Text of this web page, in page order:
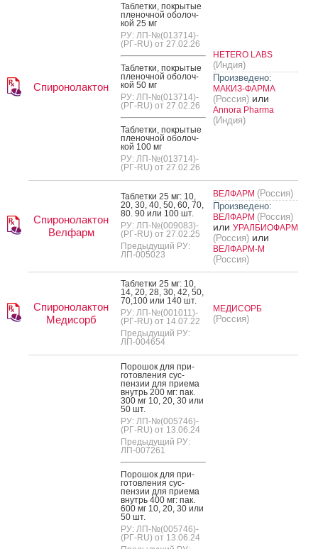
Спиронолактон
Таб­летки, пок­ры­тые
пле­ноч­ной обо­лоч­
кой 25 мг
РУ: ЛП-№(013714)-
(РГ-RU) от 27.02.26
Таб­летки, пок­ры­тые
пле­ноч­ной обо­лоч­
кой 50 мг
РУ: ЛП-№(013714)-
(РГ-RU) от 27.02.26
Таб­летки, пок­ры­тые
пле­ноч­ной обо­лоч­
кой 100 мг
РУ: ЛП-№(013714)-
(РГ-RU) от 27.02.26
HETERO LABS
(Индия)
Произведено:
МАКИЗ-ФАРМА
(Россия) или
Annora Pharma
(Индия)
Спиронолактон
Велфарм
Таб­летки 25 мг: 10,
20, 30, 40, 50, 60, 70,
80. 90 или 100 шт.
РУ: ЛП-№(009083)-
(РГ-RU) от 27.02.25
Предыдущий РУ:
ЛП-005023
ВЕЛФАРМ (Россия)
Произведено:
ВЕЛФАРМ (Россия)
или УРАЛБИОФАРМ
(Россия) или
ВЕЛФАРМ-М
(Россия)
Спиронолактон
Медисорб
Таб­летки 25 мг: 10,
14, 20, 28, 30, 42, 50,
70,100 или 140 шт.
РУ: ЛП-№(001011)-
(РГ-RU) от 14.07.22
Предыдущий РУ:
ЛП-004654
МЕДИСОРБ
(Россия)
По­рошок для при­
готов­ле­ния сус­
пензии для при­ема
внутрь 200 мг: пак.
300 мг 10, 20, 30 или
50 шт.
РУ: ЛП-№(005746)-
(РГ-RU) от 13.06.24
Предыдущий РУ:
ЛП-007261
По­рошок для при­
готов­ле­ния сус­
пензии для при­ема
внутрь 400 мг: пак.
600 мг 10, 20, 30 или
50 шт.
РУ: ЛП-№(005746)-
(РГ-RU) от 13.06.24